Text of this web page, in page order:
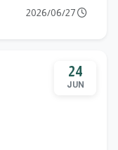
24
JUN